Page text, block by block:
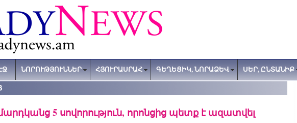
ՆՈՐՈՒԹՅՈՒՆՆԵՐ ՀՅՈՒՐԱՍՐԱՀ ԳԵՂԵՑԻԿ, ՆՈՐԱՁԵՎ ՍԵՐ, ԸՆՏԱՆԻՔ
5 սովորություն, որոնցից պետք է ազատվել